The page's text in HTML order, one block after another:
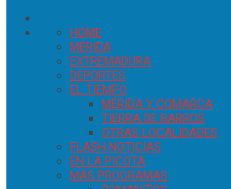
HOME
MÉRIDA
EXTREMADURA
DEPORTES
EL TIEMPO
MÉRIDA Y COMARCA
TIERRA DE BARROS
OTRAS LOCALIDADES
FLASH NOTICIAS
EN LA PICOTA
MÁS PROGRAMAS